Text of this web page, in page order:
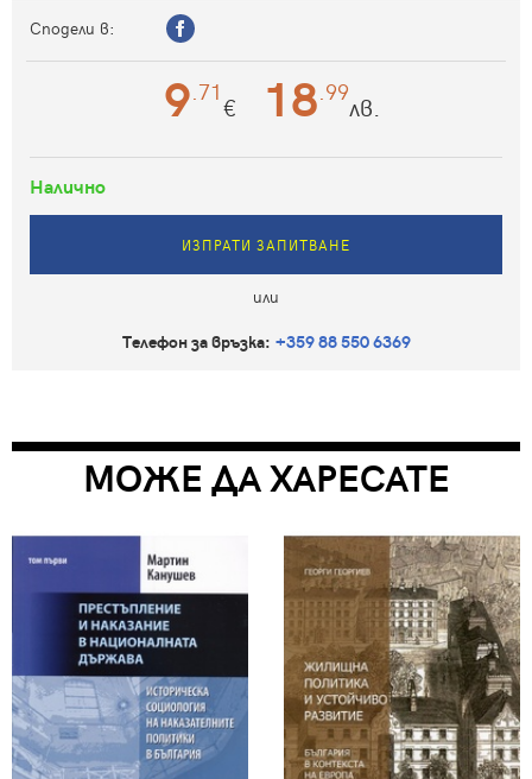
Сподели в:
9 .71€ 18 .99лв.
Налично
ИЗПРАТИ ЗАПИТВАНЕ
или
Телефон за връзка: +359 88 550 6369
МОЖЕ ДА ХАРЕСАТЕ